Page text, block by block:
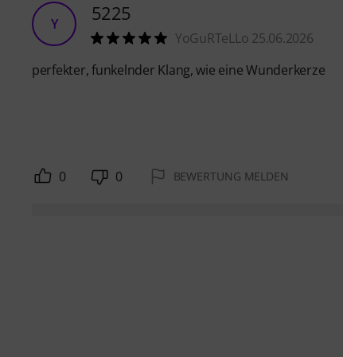
Y 5225
YoGuRTeLLo 25.06.2026
perfekter, funkelnder Klang, wie eine Wunderkerze
0 0 BEWERTUNG MELDEN